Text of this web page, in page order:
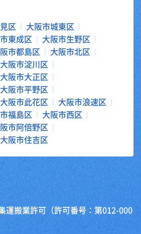
区
大阪市城東区
東成区
大阪市生野区
市都島区
大阪市北区
大阪市淀川区
大阪市大正区
大阪市平野区
大阪市此花区
大阪市浪速区
福島区
大阪市西区
市阿倍野区
大阪市住吉区
運搬業許可（許可番号：第012-000